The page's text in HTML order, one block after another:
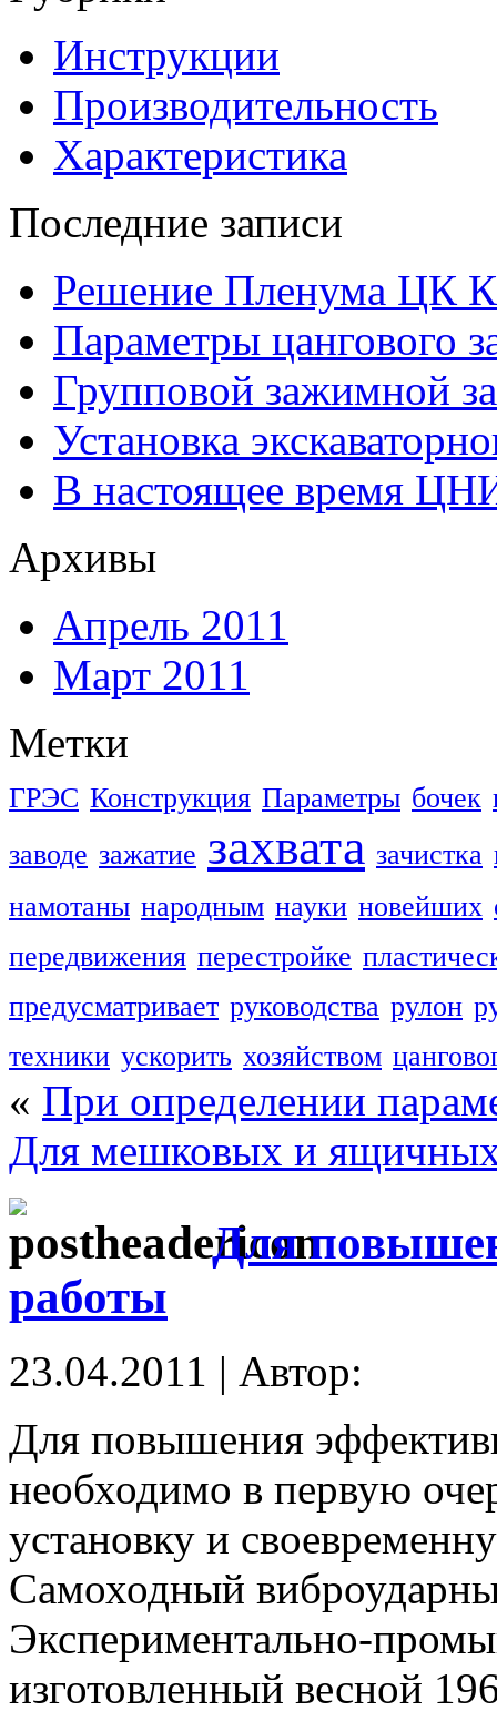
Инструкции
Производительность
Характеристика
Последние записи
Решение Пленума ЦК
Параметры цангового
Групповой зажимной
Установка
В настоящее время
Архивы
Апрель 2011
Март 2011
Метки
ГРЭС Конструкция Параметры бочек
заводе зажатие захвата зачистка
намотаны народным науки новейших
передвижения перестройке
предусматривает руководства рулон
техники ускорить хозяйством
« При определении
Для мешковых и ящичных
Для
работы
23.04.2011 | Автор:
Для повышения
необходимо в первую
установку и
Самоходный
Экспериментально-
изготовленный весной